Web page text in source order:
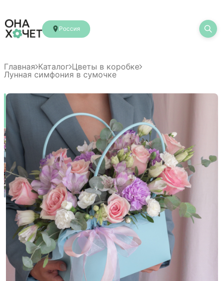
Россия
Главная Каталог Цветы в коробке
Лунная симфония в сумочке